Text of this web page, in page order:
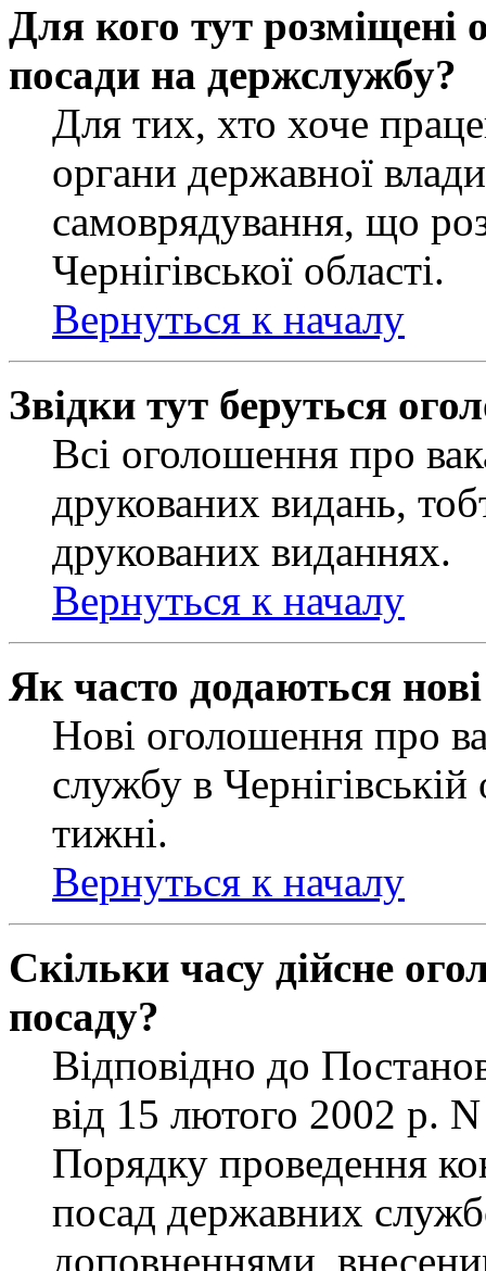
Для кого тут розміщені
посади на держслужбу?
Для тих, хто хоче
органи державної
самоврядування, що
Чернігівської області.
Вернуться к началу
Звідки тут беруться
Всі оголошення про
друкованих видань,
друкованих виданнях.
Вернуться к началу
Як часто додаються
Нові оголошення про
службу в
тижні.
Вернуться к началу
Скільки часу дійсне
посаду?
Відповідно до
від 15 лютого 2002 р.
Порядку проведення
посад державних
доповненнями,